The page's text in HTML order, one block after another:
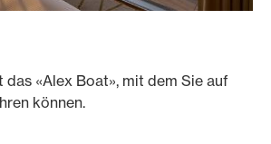
«Alex Boat», mit dem Sie auf
können.